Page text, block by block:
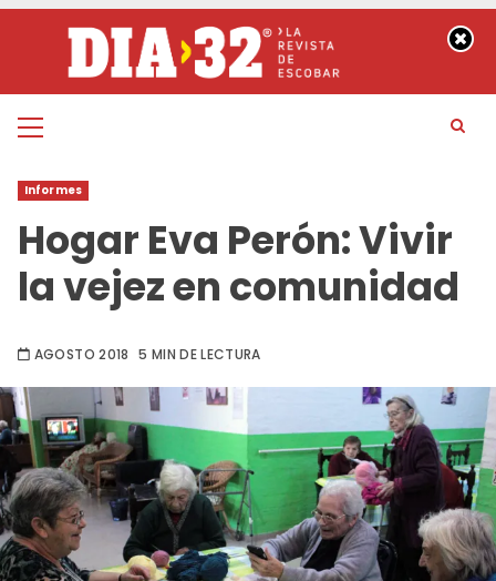
contenido
Menú
Informes
Hogar Eva Perón: Vivir
la vejez en comunidad
AGOSTO 2018 5 MIN DE LECTURA